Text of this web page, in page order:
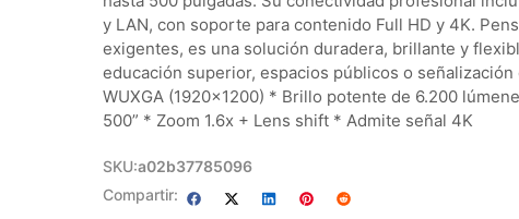
y LAN, con soporte para contenido Full HD y 4K.
exigentes, es una solución duradera, brillante y
educación superior, espacios públicos o
WUXGA (1920×1200) * Brillo potente de 6.200
500” * Zoom 1.6x + Lens shift * Admite señal 4K
SKU:a02b37785096
Compartir: